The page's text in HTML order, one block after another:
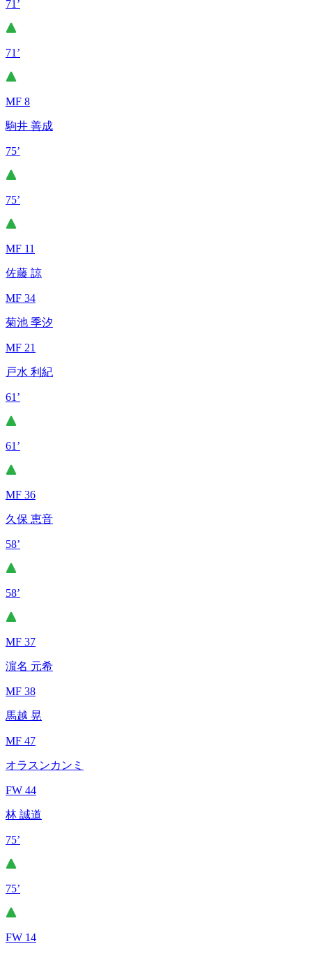
71’
71’
MF 8
駒井 善成
75’
75’
MF 11
佐藤 諒
MF 34
菊池 季汐
MF 21
戸水 利紀
61’
61’
MF 36
久保 恵音
58’
58’
MF 37
濵名 元希
MF 38
馬越 晃
MF 47
オラスンカンミ
FW 44
林 誠道
75’
75’
FW 14